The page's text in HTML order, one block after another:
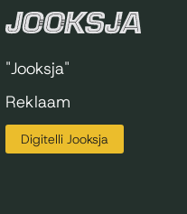
"Jooksja"
Reklaam
Digitelli Jooksja